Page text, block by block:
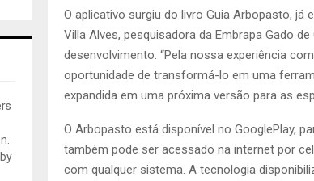
O aplicativo surgiu do livro Guia Arbopasto, já
Villa Alves, pesquisadora da Embrapa Gado
desenvolvimento. “Pela nossa experiência
oportunidade de transformá-lo em uma
expandida em uma próxima versão para as
O Arbopasto está disponível no GooglePlay,
também pode ser acessado na internet por
com qualquer sistema. A tecnologia